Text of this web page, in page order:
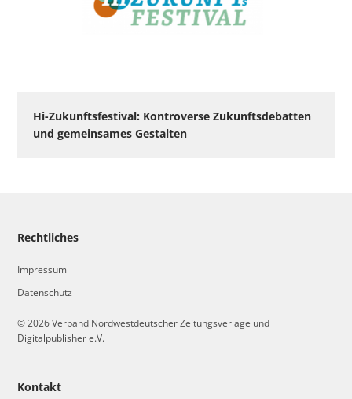
Hi-Zukunftsfestival: Kontroverse Zukunftsdebatten
und gemeinsames Gestalten
Kontakt
Rechtliches
Impressum
Datenschutz
© 2026 Verband Nordwestdeutscher Zeitungsverlage und
Digitalpublisher e.V.